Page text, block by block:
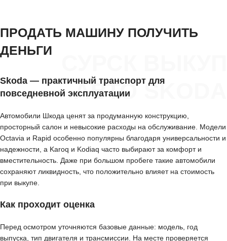
АВТО SKODA
ПРОДАТЬ МАШИНУ ПОЛУЧИТЬ
ДЕНЬГИ
Skoda — практичный транспорт для
повседневной эксплуатации
Автомобили Шкода ценят за продуманную конструкцию,
просторный салон и невысокие расходы на обслуживание. Модели
Octavia и Rapid особенно популярны благодаря универсальности и
надежности, а Karoq и Kodiaq часто выбирают за комфорт и
вместительность. Даже при большом пробеге такие автомобили
сохраняют ликвидность, что положительно влияет на стоимость
при выкупе.
Как проходит оценка
Перед осмотром уточняются базовые данные: модель, год
выпуска, тип двигателя и трансмиссии. На месте проверяется